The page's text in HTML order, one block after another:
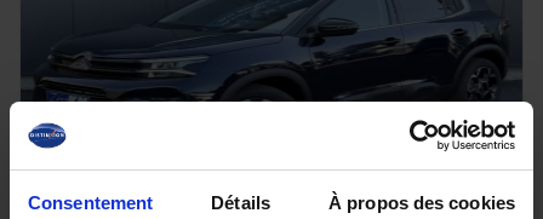
Consentement Détails À propos des cookies